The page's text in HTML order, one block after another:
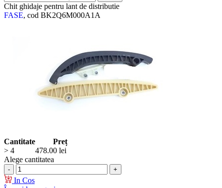
Chit ghidaje pentru lant de distributie
FASE, cod BK2Q6M000A1A
Cantitate
Preț
> 4
478.00 lei
Alege cantitatea
In Cos